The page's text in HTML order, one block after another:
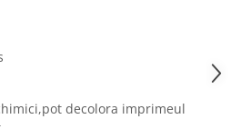
decolora imprimeul